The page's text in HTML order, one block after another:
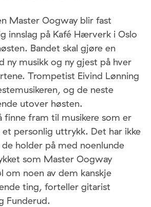
Master Oogway blir fast
innslag på Kafé Hærverk i Oslo
Bandet skal gjøre en
ny musikk og ny gjest på hver
Trompetist Eivind Lønning
og de neste
utover høsten.
fram til musikere som er
personlig uttrykk. Det har ikke
holder på med noenlunde
som Master Oogway
om noen av dem kanskje
ting, forteller gitarist
Funderud.